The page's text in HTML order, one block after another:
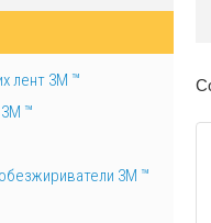
лент 3M ™
™
3М ™